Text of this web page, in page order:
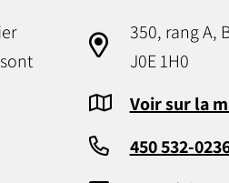
350, rang A,
J0E 1H0
Voir sur la
450 532-